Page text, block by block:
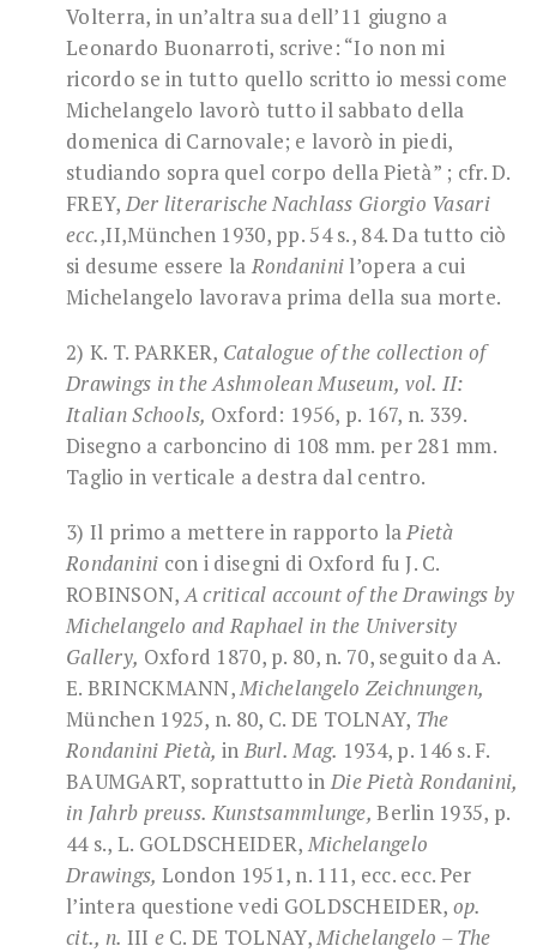
Volterra, in un’altra sua dell’11 giugno a
Leonardo Buonarroti, scrive: “Io non mi
ricordo se in tutto quello scritto io messi come
Michelangelo lavorò tutto il sabbato della
domenica di Carnovale; e lavorò in piedi,
studiando sopra quel corpo della Pietà” ; cfr. D.
FREY, Der literarische Nachlass Giorgio Vasari
ecc.,II,München 1930, pp. 54 s., 84. Da tutto ciò
si desume essere la Rondanini l’opera a cui
Michelangelo lavorava prima della sua morte.
2) K. T. PARKER, Catalogue of the collection of
Drawings in the Ashmolean Museum, vol. II:
Italian Schools, Oxford: 1956, p. 167, n. 339.
Disegno a carboncino di 108 mm. per 281 mm.
Taglio in verticale a destra dal centro.
3) Il primo a mettere in rapporto laPietà
Rondanini con i disegni di Oxford fu J. C.
ROBINSON,A critical account of the Drawings by
Michelangelo and Raphael in the University
Gallery, Oxford 1870, p. 80, n. 70, seguito da A.
E. BRINCKMANN,Michelangelo Zeichnungen,
München 1925, n. 80, C. DE TOLNAY, The
Rondanini Pietà, in Burl. Mag. 1934, p. 146 s. F.
BAUMGART, soprattutto in Die Pietà Rondanini,
in Jahrb preuss. Kunstsammlunge,Berlin 1935, p.
44 s., L. GOLDSCHEIDER, Michelangelo
Drawings, London 1951, n. 111, ecc. ecc. Per
l’intera questione vedi GOLDSCHEIDER, op.
cit., n. III e C. DE TOLNAY,Michelangelo – The